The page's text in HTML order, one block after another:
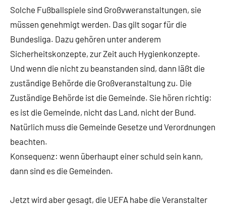
Solche Fußballspiele sind Großvweranstaltungen, sie
müssen genehmigt werden. Das gilt sogar für die
Bundesliga. Dazu gehören unter anderem
Sicherheitskonzepte, zur Zeit auch Hygienkonzepte.
Und wenn die nicht zu beanstanden sind, dann läßt die
zuständige Behörde die Großveranstaltung zu. Die
Zuständige Behörde ist die Gemeinde. Sie hören richtig:
es ist die Gemeinde, nicht das Land, nicht der Bund.
Natürlich muss die Gemeinde Gesetze und Verordnungen
beachten.
Konsequenz: wenn überhaupt einer schuld sein kann,
dann sind es die Gemeinden.
Jetzt wird aber gesagt, die UEFA habe die Veranstalter